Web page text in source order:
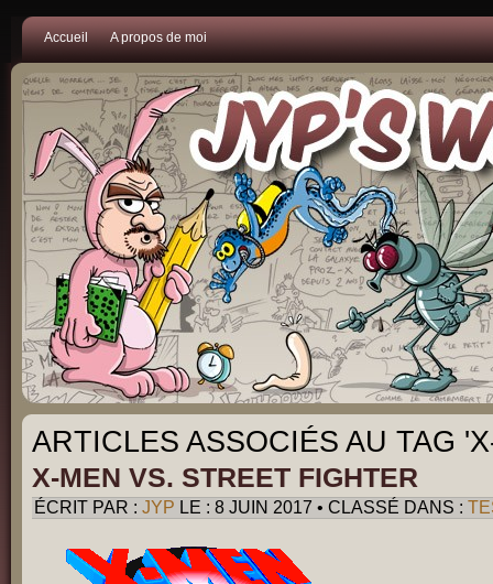
Accueil A propos de moi
ARTICLES ASSOCIÉS AU TAG
X-MEN VS. STREET FIGHTER
ÉCRIT PAR : JYP LE : 8 JUIN 2017 • CLASSÉ DANS :